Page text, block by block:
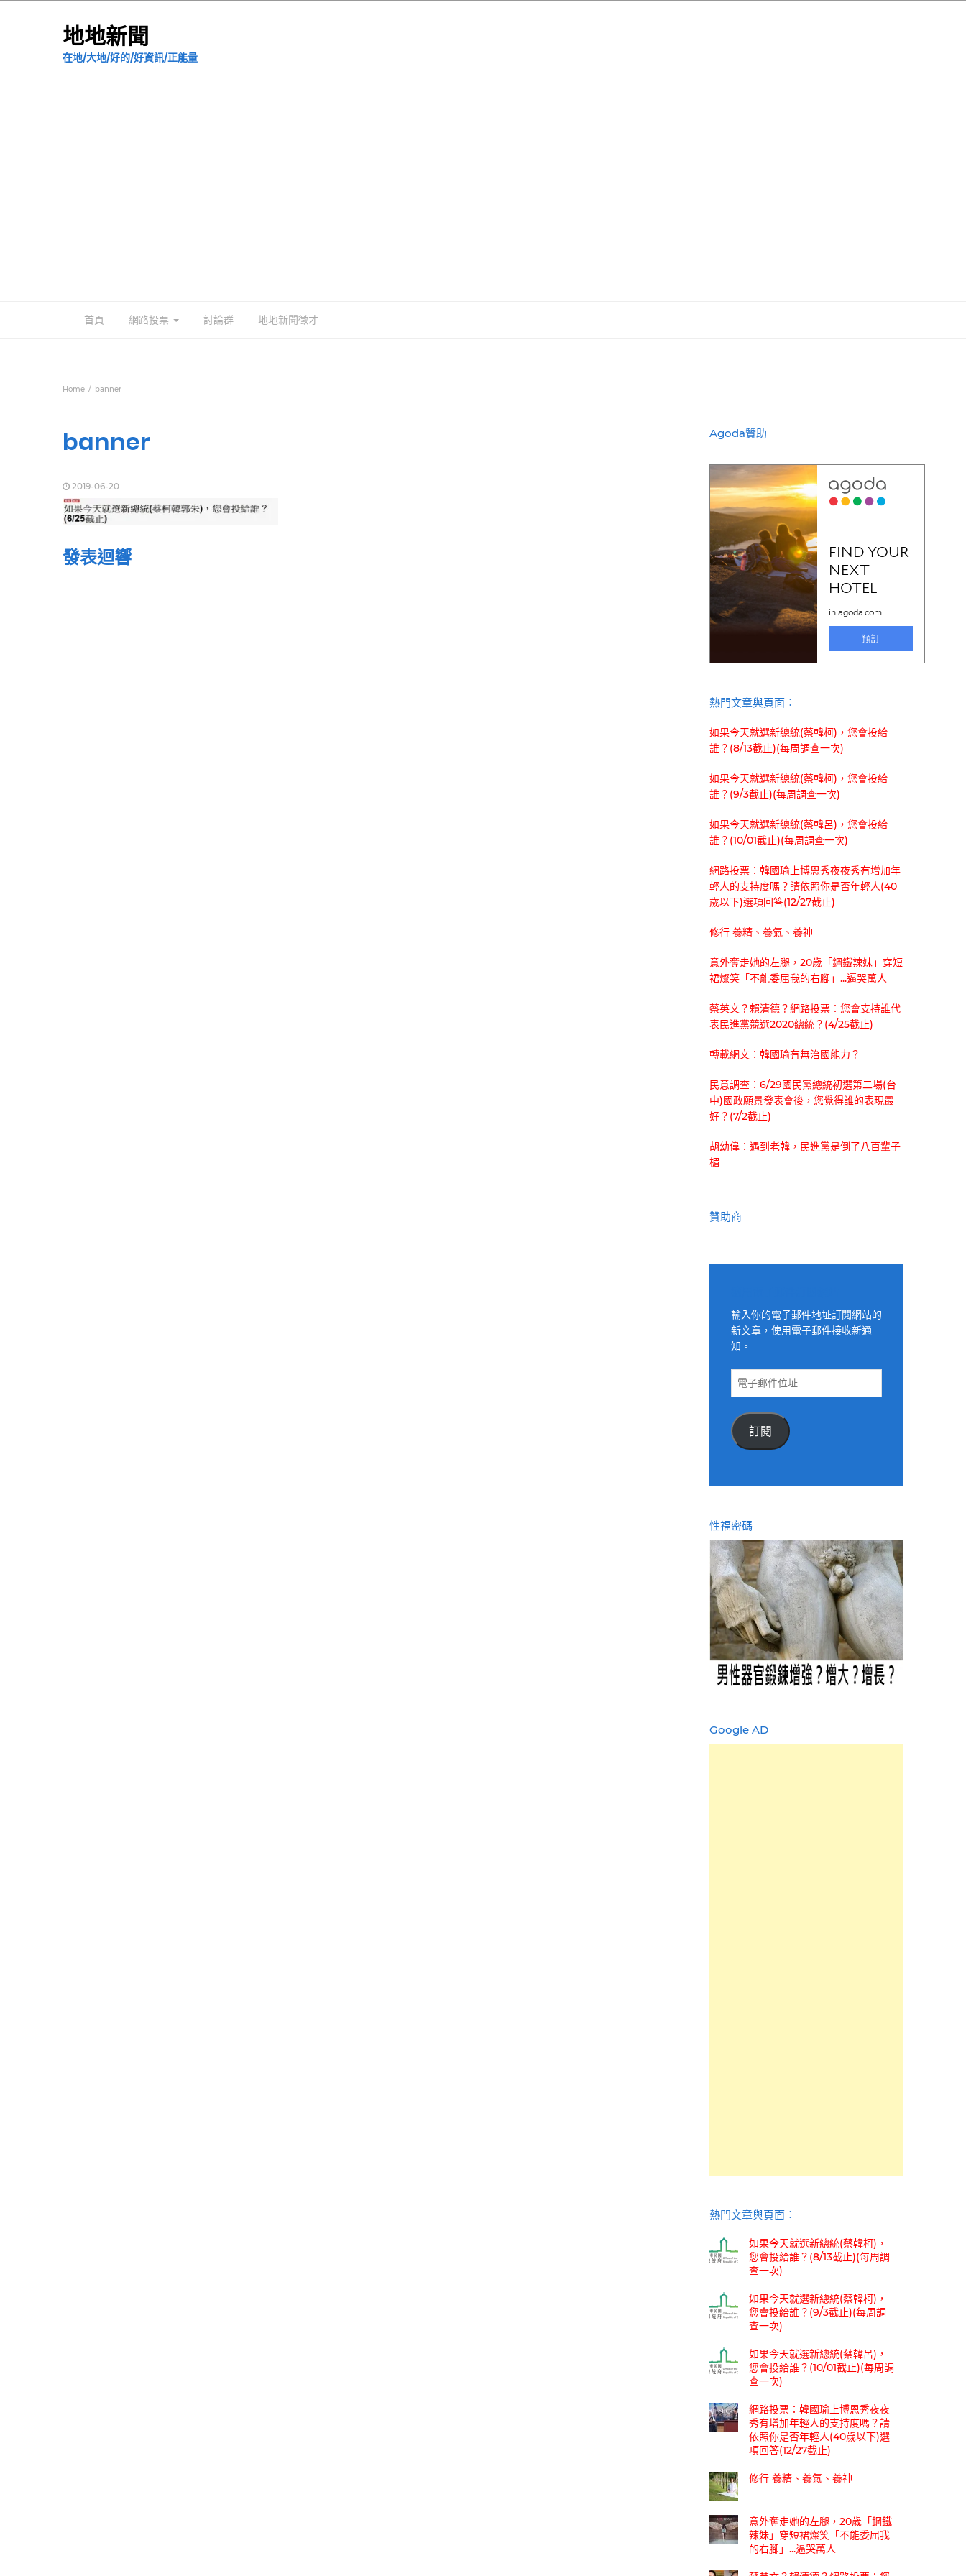
地地新聞
在地/大地/好的/好資訊/正能量
首頁 網路投票 討論群 地地新聞徵才
Home banner
banner
2019-06-20
發表迴響
Agoda贊助
熱門文章與頁面︰
如果今天就選新總統(蔡韓柯)，您會投給
誰？(8/13截止)(每周調查一次)
如果今天就選新總統(蔡韓柯)，您會投給
誰？(9/3截止)(每周調查一次)
如果今天就選新總統(蔡韓呂)，您會投給
誰？(10/01截止)(每周調查一次)
網路投票：韓國瑜上博恩秀夜夜秀有增加年
輕人的支持度嗎？請依照你是否年輕人(40
歲以下)選項回答(12/27截止)
修行 養精、養氣、養神
意外奪走她的左腿，20歲「鋼鐵辣妹」穿短
裙燦笑「不能委屈我的右腳」...逼哭萬人
蔡英文？賴清德？網路投票：您會支持誰代
表民進黨競選2020總統？(4/25截止)
轉載網文：韓國瑜有無治國能力？
民意調查：6/29國民黨總統初選第二場(台
中)國政願景發表會後，您覺得誰的表現最
好？(7/2截止)
胡幼偉：遇到老韓，民進黨是倒了八百輩子
楣
贊助商
輸入你的電子郵件地址訂閱網站的
新文章，使用電子郵件接收新通
知。
電
件
位
訂閱
性福密碼
Google AD
熱門文章與頁面︰
如果今天就選新總統(蔡韓柯)，
您會投給誰？(8/13截止)(每周調
查一次)
如果今天就選新總統(蔡韓柯)，
您會投給誰？(9/3截止)(每周調
查一次)
如果今天就選新總統(蔡韓呂)，
您會投給誰？(10/01截止)(每周調
查一次)
網路投票：韓國瑜上博恩秀夜夜
秀有增加年輕人的支持度嗎？請
依照你是否年輕人(40歲以下)選
項回答(12/27截止)
修行 養精、養氣、養神
意外奪走她的左腿，20歲「鋼鐵
辣妹」穿短裙燦笑「不能委屈我
的右腳」...逼哭萬人